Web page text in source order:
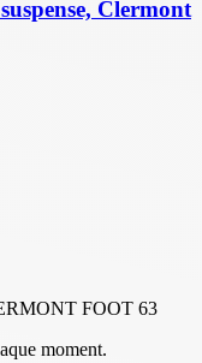
Clermont
FOOT 63
moment.